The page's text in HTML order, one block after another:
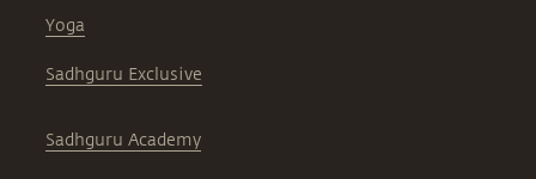
Yoga
Sadhguru Exclusive
Sadhguru Academy